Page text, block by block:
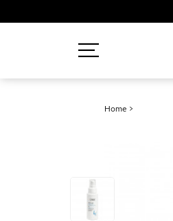
Home >
Solaire
Brumes